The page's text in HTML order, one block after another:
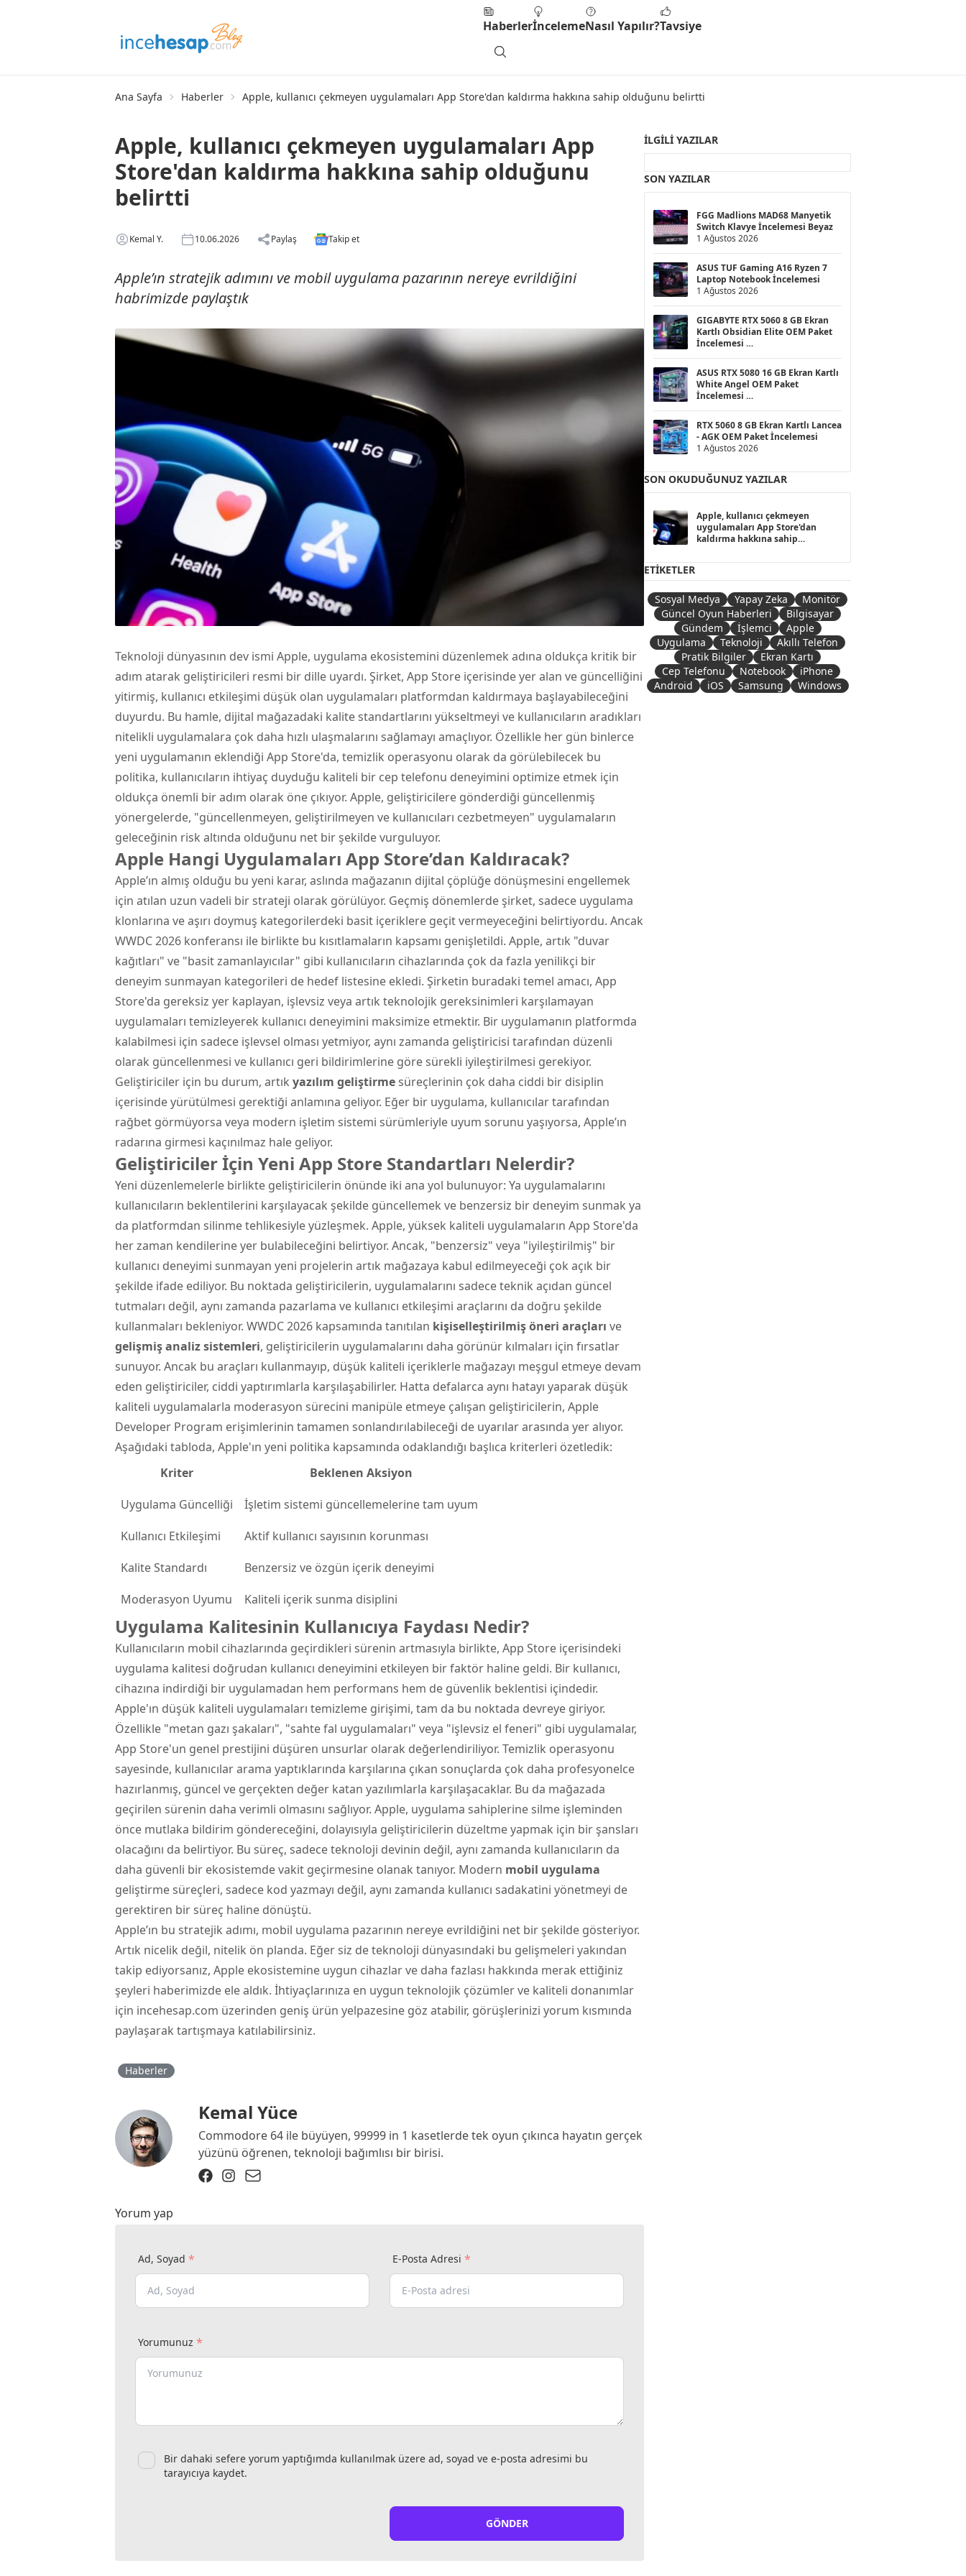
HaberlerİncelemeNasıl Yapılır?Tavsiye
Ana Sayfa Haberler Apple, kullanıcı çekmeyen uygulamaları App Store'dan kaldırma hakkına sahip olduğunu belirtti
Apple, kullanıcı çekmeyen uygulamaları App
Store'dan kaldırma hakkına sahip olduğunu
belirtti
Kemal Y. 10.06.2026 Paylaş Takip et
Apple’ın stratejik adımını ve mobil uygulama pazarının nereye evrildiğini
habrimizde paylaştık
Teknoloji dünyasının dev ismi Apple, uygulama ekosistemini düzenlemek adına oldukça kritik bir
adım atarak geliştiricileri resmi bir dille uyardı. Şirket, App Store içerisinde yer alan ve güncelliğini
yitirmiş, kullanıcı etkileşimi düşük olan uygulamaları platformdan kaldırmaya başlayabileceğini
duyurdu. Bu hamle, dijital mağazadaki kalite standartlarını yükseltmeyi ve kullanıcıların aradıkları
nitelikli uygulamalara çok daha hızlı ulaşmalarını sağlamayı amaçlıyor. Özellikle her gün binlerce
yeni uygulamanın eklendiği App Store'da, temizlik operasyonu olarak da görülebilecek bu
politika, kullanıcıların ihtiyaç duyduğu kaliteli bir cep telefonu deneyimini optimize etmek için
oldukça önemli bir adım olarak öne çıkıyor. Apple, geliştiricilere gönderdiği güncellenmiş
yönergelerde, "güncellenmeyen, geliştirilmeyen ve kullanıcıları cezbetmeyen" uygulamaların
geleceğinin risk altında olduğunu net bir şekilde vurguluyor.
Apple Hangi Uygulamaları App Store’dan Kaldıracak?
Apple’ın almış olduğu bu yeni karar, aslında mağazanın dijital çöplüğe dönüşmesini engellemek
için atılan uzun vadeli bir strateji olarak görülüyor. Geçmiş dönemlerde şirket, sadece uygulama
klonlarına ve aşırı doymuş kategorilerdeki basit içeriklere geçit vermeyeceğini belirtiyordu. Ancak
WWDC 2026 konferansı ile birlikte bu kısıtlamaların kapsamı genişletildi. Apple, artık "duvar
kağıtları" ve "basit zamanlayıcılar" gibi kullanıcıların cihazlarında çok da fazla yenilikçi bir
deneyim sunmayan kategorileri de hedef listesine ekledi. Şirketin buradaki temel amacı, App
Store'da gereksiz yer kaplayan, işlevsiz veya artık teknolojik gereksinimleri karşılamayan
uygulamaları temizleyerek kullanıcı deneyimini maksimize etmektir. Bir uygulamanın platformda
kalabilmesi için sadece işlevsel olması yetmiyor, aynı zamanda geliştiricisi tarafından düzenli
olarak güncellenmesi ve kullanıcı geri bildirimlerine göre sürekli iyileştirilmesi gerekiyor.
Geliştiriciler için bu durum, artık yazılım geliştirmesüreçlerinin çok daha ciddi bir disiplin
içerisinde yürütülmesi gerektiği anlamına geliyor. Eğer bir uygulama, kullanıcılar tarafından
rağbet görmüyorsa veya modern işletim sistemi sürümleriyle uyum sorunu yaşıyorsa, Apple’ın
radarına girmesi kaçınılmaz hale geliyor.
Geliştiriciler İçin Yeni App Store Standartları Nelerdir?
Yeni düzenlemelerle birlikte geliştiricilerin önünde iki ana yol bulunuyor: Ya uygulamalarını
kullanıcıların beklentilerini karşılayacak şekilde güncellemek ve benzersiz bir deneyim sunmak ya
da platformdan silinme tehlikesiyle yüzleşmek. Apple, yüksek kaliteli uygulamaların App Store'da
her zaman kendilerine yer bulabileceğini belirtiyor. Ancak, "benzersiz" veya "iyileştirilmiş" bir
kullanıcı deneyimi sunmayan yeni projelerin artık mağazaya kabul edilmeyeceği çok açık bir
şekilde ifade ediliyor. Bu noktada geliştiricilerin, uygulamalarını sadece teknik açıdan güncel
tutmaları değil, aynı zamanda pazarlama ve kullanıcı etkileşimi araçlarını da doğru şekilde
kullanmaları bekleniyor. WWDC 2026 kapsamında tanıtılan kişiselleştirilmiş öneri araçları ve
gelişmiş analiz sistemleri, geliştiricilerin uygulamalarını daha görünür kılmaları için fırsatlar
sunuyor. Ancak bu araçları kullanmayıp, düşük kaliteli içeriklerle mağazayı meşgul etmeye devam
eden geliştiriciler, ciddi yaptırımlarla karşılaşabilirler. Hatta defalarca aynı hatayı yaparak düşük
kaliteli uygulamalarla moderasyon sürecini manipüle etmeye çalışan geliştiricilerin, Apple
Developer Program erişimlerinin tamamen sonlandırılabileceği de uyarılar arasında yer alıyor.
Aşağıdaki tabloda, Apple'ın yeni politika kapsamında odaklandığı başlıca kriterleri özetledik:
Kriter
Beklenen Aksiyon
Uygulama Güncelliği
İşletim sistemi güncellemelerine tam uyum
Kullanıcı Etkileşimi
Aktif kullanıcı sayısının korunması
Kalite Standardı
Benzersiz ve özgün içerik deneyimi
Moderasyon Uyumu
Kaliteli içerik sunma disiplini
Uygulama Kalitesinin Kullanıcıya Faydası Nedir?
Kullanıcıların mobil cihazlarında geçirdikleri sürenin artmasıyla birlikte, App Store içerisindeki
uygulama kalitesi doğrudan kullanıcı deneyimini etkileyen bir faktör haline geldi. Bir kullanıcı,
cihazına indirdiği bir uygulamadan hem performans hem de güvenlik beklentisi içindedir.
Apple'ın düşük kaliteli uygulamaları temizleme girişimi, tam da bu noktada devreye giriyor.
Özellikle "metan gazı şakaları", "sahte fal uygulamaları" veya "işlevsiz el feneri" gibi uygulamalar,
App Store'un genel prestijini düşüren unsurlar olarak değerlendiriliyor. Temizlik operasyonu
sayesinde, kullanıcılar arama yaptıklarında karşılarına çıkan sonuçlarda çok daha profesyonelce
hazırlanmış, güncel ve gerçekten değer katan yazılımlarla karşılaşacaklar. Bu da mağazada
geçirilen sürenin daha verimli olmasını sağlıyor. Apple, uygulama sahiplerine silme işleminden
önce mutlaka bildirim göndereceğini, dolayısıyla geliştiricilerin düzeltme yapmak için bir şansları
olacağını da belirtiyor. Bu süreç, sadece teknoloji devinin değil, aynı zamanda kullanıcıların da
daha güvenli bir ekosistemde vakit geçirmesine olanak tanıyor. Modern mobil uygulama
geliştirme süreçleri, sadece kod yazmayı değil, aynı zamanda kullanıcı sadakatini yönetmeyi de
gerektiren bir süreç haline dönüştü.
Apple’ın bu stratejik adımı, mobil uygulama pazarının nereye evrildiğini net bir şekilde gösteriyor.
Artık nicelik değil, nitelik ön planda. Eğer siz de teknoloji dünyasındaki bu gelişmeleri yakından
takip ediyorsanız, Apple ekosistemine uygun cihazlar ve daha fazlası hakkında merak ettiğiniz
şeyleri haberimizde ele aldık. İhtiyaçlarınıza en uygun teknolojik çözümler ve kaliteli donanımlar
için incehesap.com üzerinden geniş ürün yelpazesine göz atabilir, görüşlerinizi yorum kısmında
paylaşarak tartışmaya katılabilirsiniz.
Haberler
Kemal Yüce
Commodore 64 ile büyüyen, 99999 in 1 kasetlerde tek oyun çıkınca hayatın gerçek
yüzünü öğrenen, teknoloji bağımlısı bir birisi.
Yorum yap
Ad, Soyad * E-Posta Adresi *
Yorumunuz *
Bir dahaki sefere yorum yaptığımda kullanılmak üzere ad, soyad ve e-posta adresimi bu
tarayıcıya kaydet.
GÖNDER
İLGILI YAZILAR
SON YAZILAR
FGG Madlions MAD68 Manyetik
Switch Klavye İncelemesi Beyaz
1 Ağustos 2026
ASUS TUF Gaming A16 Ryzen 7
Laptop Notebook İncelemesi
1 Ağustos 2026
GIGABYTE RTX 5060 8 GB Ekran
Kartlı Obsidian Elite OEM Paket
İncelemesi
ASUS RTX 5080 16 GB Ekran Kartlı
White Angel OEM Paket
İncelemesi
RTX 5060 8 GB Ekran Kartlı Lancea
- AGK OEM Paket İncelemesi
1 Ağustos 2026
SON OKUDUĞUNUZ YAZILAR
Apple, kullanıcı çekmeyen
uygulamaları App Store'dan
kaldırma hakkına sahip
10 Haziran 2026
ETIKETLER
Sosyal Medya Yapay Zeka
Monitör
Güncel Oyun Haberleri
Bilgisayar
Gündem
İşlemci
Apple
Uygulama
Teknoloji
Akıllı Telefon
Pratik Bilgiler
Ekran Kartı
Cep Telefonu
Notebook
iPhone
Android
iOS Samsung Windows